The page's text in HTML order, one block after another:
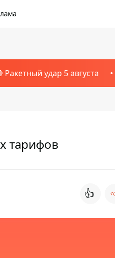
Ракетный удар 5 августа
тарифов
👍